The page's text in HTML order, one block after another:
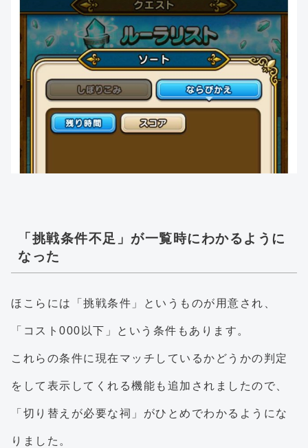
「挑戦条件不足」が一覧時にわかるように
なった
ほこらには「挑戦条件」というものが用意され、
「コスト000以下」という条件もあります。
これらの条件に現在マッチしているかどうかの判定
をして表示してくれる機能も追加されましたので、
「切り替えが必要な祠」がひとめでわかるようにな
りました。